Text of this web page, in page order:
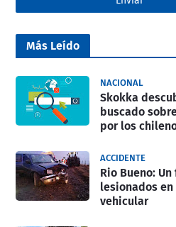
Más Leído
NACIONAL
Skokka
buscado
por los
ACCIDENTE
Rio Bueno:
lesionados
vehicular